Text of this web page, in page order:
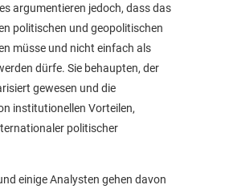
argumentieren jedoch, dass das
politischen und geopolitischen
müsse und nicht einfach als
dürfe. Sie behaupten, der
gewesen und die
institutionellen Vorteilen,
politischer
einige Analysten gehen davon